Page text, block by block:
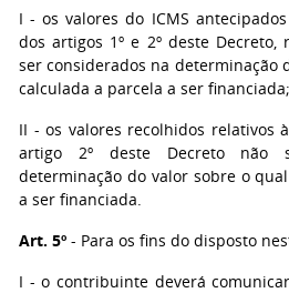
I - os valores do ICMS
dos artigos 1º e 2º deste Decreto,
ser considerados na determinação
calculada a parcela a ser financiada;
II - os valores recolhidos relativos
artigo 2º deste Decreto não
determinação do valor sobre o
a ser financiada.
Art. 5º - Para os fins do disposto
I - o contribuinte deverá